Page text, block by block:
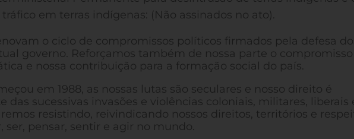
em terras indígenas: (Não assinados no ato).
o ciclo de compromissos políticos firmados pela defesa
governo. Reforçamos também de nossa parte o
e nossa contribuição para a formação social do país.
em 1988, as nossas lutas são seculares e nosso direito é
das sucessivas invasões e violências coloniais, militares, liberais
resistindo, reivindicando nossos direitos, territórios e
ser, pensar, sentir e agir no mundo.